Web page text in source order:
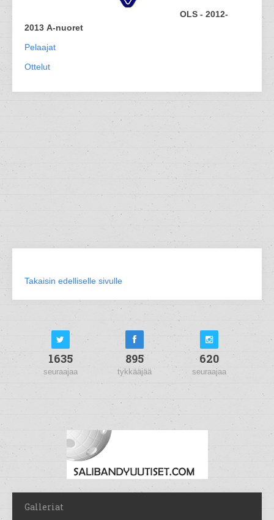
OLS - 2012-
2013 A-nuoret
Pelaajat
Ottelut
Takaisin edelliselle sivulle
1635
seuraajaa
895
tykkääjää
620
seuraajaa
Galleriat